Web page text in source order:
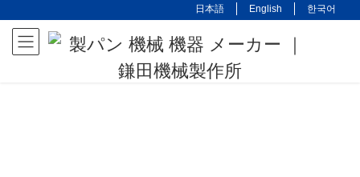
日本語 English 한국어